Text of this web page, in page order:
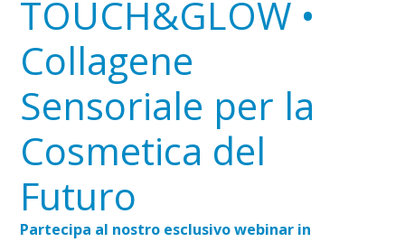
TOUCH&GLOW •
Collagene
Sensoriale per la
Cosmetica del
Futuro
Partecipa al nostro esclusivo webinar in